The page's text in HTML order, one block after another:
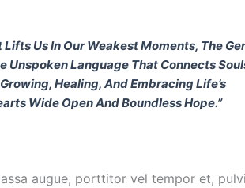
Us In Our Weakest Moments, The
Unspoken Language That Connects
Healing, And Embracing Life’s
Wide Open And Boundless Hope.”
augue, porttitor vel tempor et,